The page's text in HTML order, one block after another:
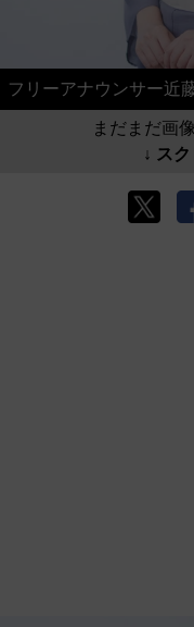
フリーアナウンサー近
まだまだ画
↓ ス